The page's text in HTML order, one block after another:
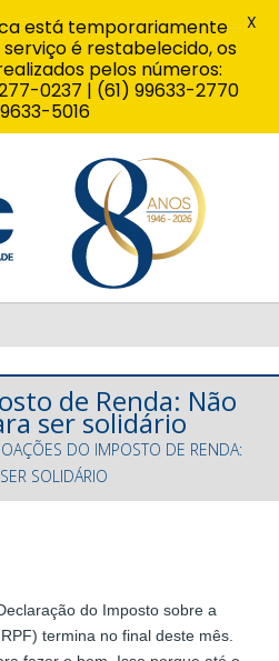
de Renda: Não
ser solidário
DO IMPOSTO DE RENDA:
SOLIDÁRIO
do Imposto sobre a
termina no final deste mês.
está temporariamente
é restabelecido, os
pelos números:
0237 | (61) 99633-2770
5016
X